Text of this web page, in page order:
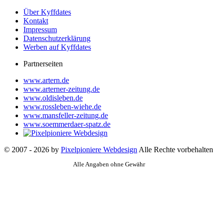
Über Kyffdates
Kontakt
Impressum
Datenschutzerklärung
Werben auf Kyffdates
Partnerseiten
www.artern.de
www.arterner-zeitung.de
www.oldisleben.de
www.rossleben-wiehe.de
www.mansfeller-zeitung.de
www.soemmerdaer-spatz.de
© 2007 - 2026 by Pixelpioniere Webdesign Alle Rechte vorbehalten
Alle Angaben ohne Gewähr